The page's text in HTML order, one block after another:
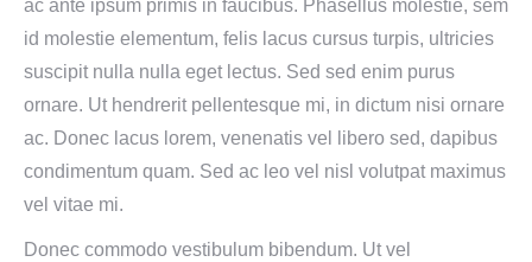
ac ante ipsum primis in faucibus. Phasellus molestie, sem
id molestie elementum, felis lacus cursus turpis, ultricies
suscipit nulla nulla eget lectus. Sed sed enim purus
ornare. Ut hendrerit pellentesque mi, in dictum nisi ornare
ac. Donec lacus lorem, venenatis vel libero sed, dapibus
condimentum quam. Sed ac leo vel nisl volutpat maximus
vel vitae mi.
Donec commodo vestibulum bibendum. Ut vel